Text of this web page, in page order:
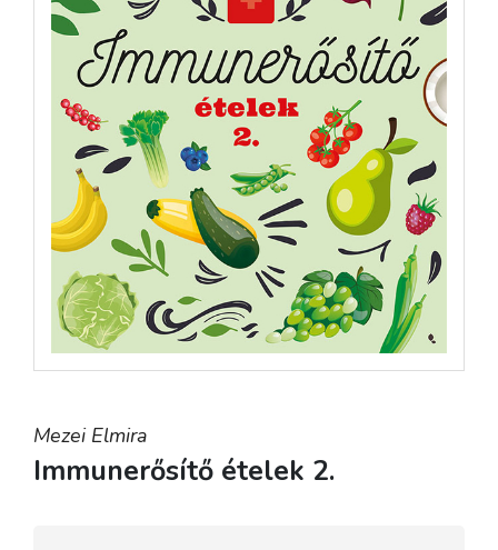
Mezei Elmira
Immunerősítő ételek 2.